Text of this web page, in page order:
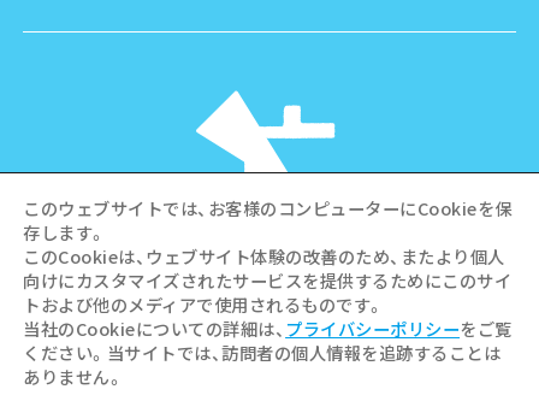
©Hiroshima Tourism Association /
Hiroshima Prefecture / Hiroshima City .
All rights reserved
このウェブサイトでは、お客様のコンピューターにCookieを保
存します。
このCookieは、ウェブサイト体験の改善のため、またより個人
向けにカスタマイズされたサービスを提供するためにこのサイ
トおよび他のメディアで使用されるものです。
当社のCookieについての詳細は、 プライバシーポリシーをご覧
ください。当サイトでは、訪問者の個人情報を追跡することは
ありません。